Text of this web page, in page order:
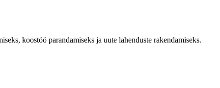
koostöö parandamiseks ja uute lahenduste rakendamiseks.